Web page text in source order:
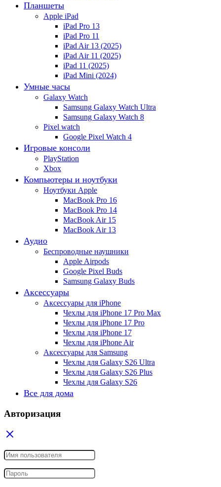
Планшеты
Apple iPad
iPad Pro 13
iPad Pro 11
iPad Air 13 (2025)
iPad Air 11 (2025)
iPad 11 (2025)
iPad Mini (2024)
Умные часы
Galaxy Watch
Samsung Galaxy Watch Ultra
Samsung Galaxy Watch 8
Pixel watch
Google Pixel Watch 4
Игровые консоли
PlayStation
Xbox
Компьютеры и ноутбуки
Ноутбуки Apple
MacBook Pro 16
MacBook Pro 14
MacBook Air 15
MacBook Air 13
Аудио
Беспроводные наушники
Apple Airpods
Google Pixel Buds
Samsung Galaxy Buds
Аксессуары
Аксессуары для iPhone
Чехлы для iPhone 17 Pro Max
Чехлы для iPhone 17 Pro
Чехлы для iPhone 17
Чехлы для iPhone Air
Аксессуары для Samsung
Чехлы для Galaxy S26 Ultra
Чехлы для Galaxy S26 Plus
Чехлы для Galaxy S26
Все для дома
Авторизация